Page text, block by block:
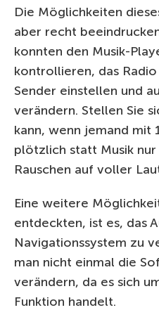
Die Möglichkeiten
aber recht
konnten den Musik-
kontrollieren, das
Sender einstellen und
verändern. Stellen Sie
kann, wenn jemand mit
plötzlich statt Musik
Rauschen auf voller
Eine weitere
entdeckten, ist es, das
Navigationssystem zu
man nicht einmal die
verändern, da es sich
Funktion handelt.